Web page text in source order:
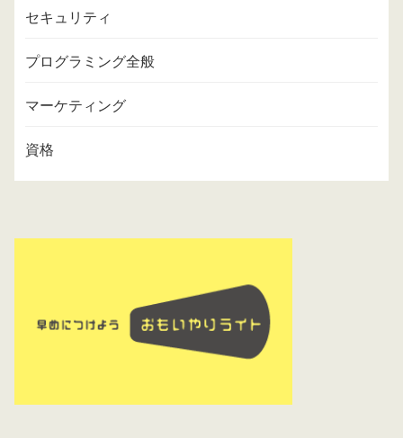
セキュリティ
プログラミング全般
マーケティング
資格